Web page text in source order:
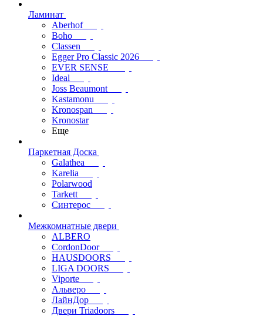
Ламинат
Aberhof
Boho
Classen
Egger Pro Classic 2026
EVER SENSE
Ideal
Joss Beaumont
Kastamonu
Kronospan
Kronostar
Еще
Паркетная Доска
Galathea
Karelia
Polarwood
Tarkett
Синтерос
Межкомнатные двери
ALBERO
CordonDoor
HAUSDOORS
LIGA DOORS
Viporte
Альверо
ЛайнДор
Двери Triadoors